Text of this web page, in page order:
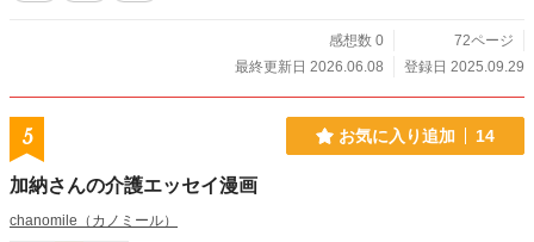
感想数 0
72ページ
最終更新日 2026.06.08
登録日 2025.09.29
5 お気に入り追加 14
加納さんの介護エッセイ漫画
chanomile（カノミール）